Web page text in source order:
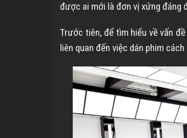
được ai mới là đơn vị xứng đáng
Trước tiên, để tìm hiểu về vấn
liên quan đến việc dán phim